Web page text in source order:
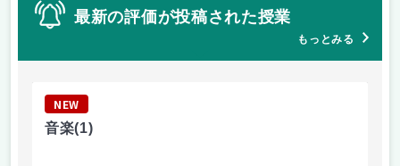
最新の評価が投稿された授業
もっとみる
NEW
音楽(1)